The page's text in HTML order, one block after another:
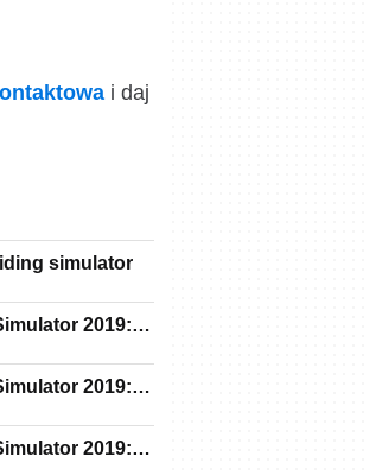
i daj
simulator
2019:
2019:
2019: